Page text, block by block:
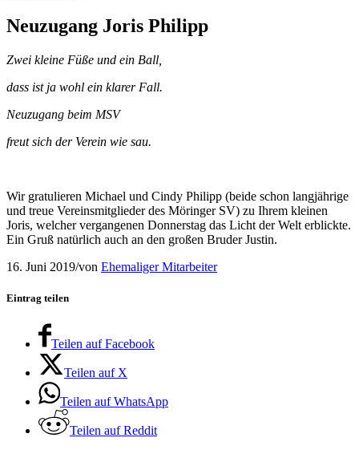
Neuzugang Joris Philipp
Zwei kleine Füße und ein Ball,
dass ist ja wohl ein klarer Fall.
Neuzugang beim MSV
freut sich der Verein wie sau.
Wir gratulieren Michael und Cindy Philipp (beide schon langjährige
und treue Vereinsmitglieder des Möringer SV) zu Ihrem kleinen
Joris, welcher vergangenen Donnerstag das Licht der Welt erblickte.
Ein Gruß natürlich auch an den großen Bruder Justin.
16. Juni 2019/von Ehemaliger Mitarbeiter
Eintrag teilen
Teilen auf Facebook
Teilen auf X
Teilen auf WhatsApp
Teilen auf Reddit